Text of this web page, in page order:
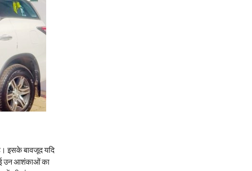
इसके बावजूद यदि
गई उन आशंकाओं का